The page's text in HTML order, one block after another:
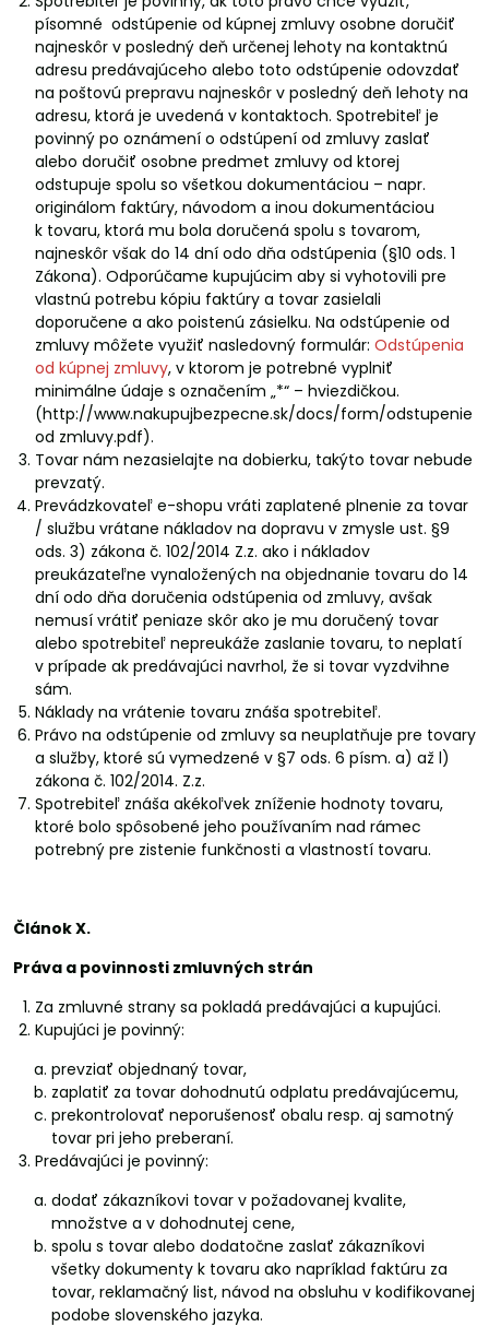
písomné odstúpenie od kúpnej zmluvy osobne doručiť
najneskôr v posledný deň určenej lehoty na kontaktnú
adresu predávajúceho alebo toto odstúpenie odovzdať
na poštovú prepravu najneskôr v posledný deň lehoty na
adresu, ktorá je uvedená v kontaktoch. Spotrebiteľ je
povinný po oznámení o odstúpení od zmluvy zaslať
alebo doručiť osobne predmet zmluvy od ktorej
odstupuje spolu so všetkou dokumentáciou – napr.
originálom faktúry, návodom a inou dokumentáciou
k tovaru, ktorá mu bola doručená spolu s tovarom,
najneskôr však do 14 dní odo dňa odstúpenia (§10 ods. 1
Zákona). Odporúčame kupujúcim aby si vyhotovili pre
vlastnú potrebu kópiu faktúry a tovar zasielali
doporučene a ako poistenú zásielku. Na odstúpenie od
zmluvy môžete využiť nasledovný formulár: Odstúpenia
od kúpnej zmluvy, v ktorom je potrebné vyplniť
minimálne údaje s označením „*“ – hviezdičkou.
(http://www.nakupujbezpecne.sk/docs/form/odstupenie
od zmluvy.pdf).
Tovar nám nezasielajte na dobierku, takýto tovar nebude
prevzatý.
Prevádzkovateľ e-shopu vráti zaplatené plnenie za tovar
/ službu vrátane nákladov na dopravu v zmysle ust. §9
ods. 3) zákona č. 102/2014 Z.z. ako i nákladov
preukázateľne vynaložených na objednanie tovaru do 14
dní odo dňa doručenia odstúpenia od zmluvy, avšak
nemusí vrátiť peniaze skôr ako je mu doručený tovar
alebo spotrebiteľ nepreukáže zaslanie tovaru, to neplatí
v prípade ak predávajúci navrhol, že si tovar vyzdvihne
sám.
Náklady na vrátenie tovaru znáša spotrebiteľ.
Právo na odstúpenie od zmluvy sa neuplatňuje pre tovary
a služby, ktoré sú vymedzené v §7 ods. 6 písm. a) až l)
zákona č. 102/2014. Z.z.
Spotrebiteľ znáša akékoľvek zníženie hodnoty tovaru,
ktoré bolo spôsobené jeho používaním nad rámec
potrebný pre zistenie funkčnosti a vlastností tovaru.
Článok X.
Práva a povinnosti zmluvných strán
Za zmluvné strany sa pokladá predávajúci a kupujúci.
Kupujúci je povinný:
prevziať objednaný tovar,
zaplatiť za tovar dohodnutú odplatu predávajúcemu,
prekontrolovať neporušenosť obalu resp. aj samotný
tovar pri jeho preberaní.
Predávajúci je povinný:
dodať zákazníkovi tovar v požadovanej kvalite,
množstve a v dohodnutej cene,
spolu s tovar alebo dodatočne zaslať zákazníkovi
všetky dokumenty k tovaru ako napríklad faktúru za
tovar, reklamačný list, návod na obsluhu v kodifikovanej
podobe slovenského jazyka.